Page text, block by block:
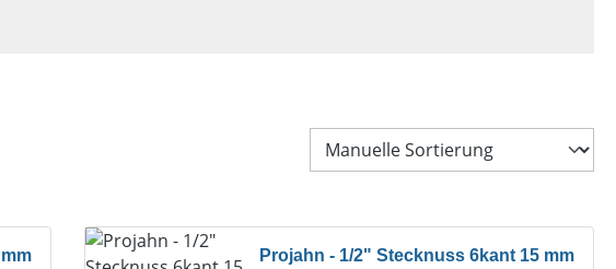
Projahn - 1/2" Stecknuss 6kant 15 mm